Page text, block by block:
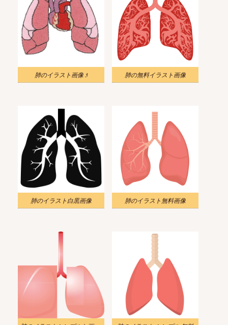
肺のイラスト画像 3 肺の無料イラスト画像
肺のイラスト白黒画像 肺のイラスト無料画像